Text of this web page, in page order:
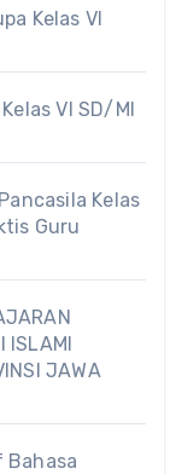
Kelas VI
VI SD/MI
Kelas
Guru
ISLAMI
JAWA
Bahasa